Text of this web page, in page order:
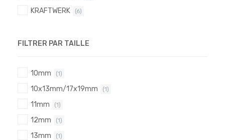
KRAFTWERK (6)
FILTRER PAR TAILLE
10mm (1)
10x13mm/17x19mm (1)
11mm (1)
12mm (1)
13mm (1)